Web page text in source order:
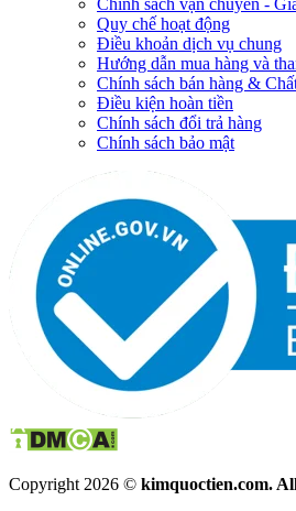
Quy chế hoạt động
Điều khoản dịch vụ chung
Hướng dẫn mua hàng và
Chính sách bán hàng &
Điều kiện hoàn tiền
Chính sách đổi trả hàng
Chính sách bảo mật
Copyright 2026 © kimquoctien.com.